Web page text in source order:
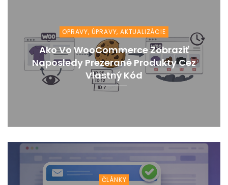
OPRAVY, ÚPRAVY, AKTUALIZÁCIE
Ako Vo WooCommerce Zobraziť
Naposledy Prezerané Produkty Cez
Vlastný Kód
ČLÁNKY